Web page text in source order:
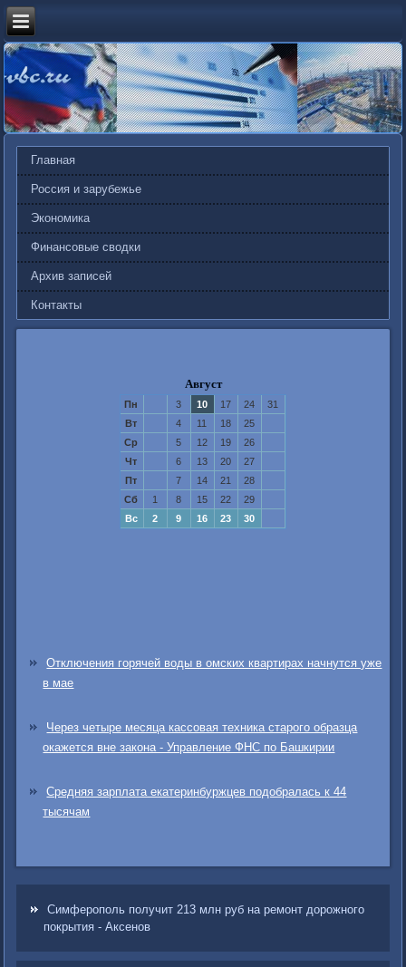
Главная
Россия и зарубежье
Экономика
Финансовые сводки
Архив записей
Контакты
Август
Пн 3 10 17 24
31
Вт
4 11 18
25
Ср
5 12 19
26
Чт
6 13 20
27
Пт
7 14 21
28
Сб
1 8 15 22
29
Вс
2 9 16 23 30
Отключения горячей воды в омских квартирах начнутся уже
в мае
Через четыре месяца кассовая техника старого образца
окажется вне закона - Управление ФНС по Башкирии
Средняя зарплата екатеринбуржцев подобралась к 44
тысячам
Симферополь получит 213 млн руб на ремонт дорожного
покрытия - Аксенов